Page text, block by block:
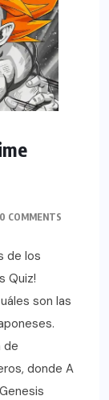
0 COMMENTS
de los
Quiz!
son las
de
donde A